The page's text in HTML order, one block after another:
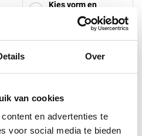
Over
van cookies
en advertenties te
voor social media te bieden
Kies vorm en
afmeting
Driehoek
Zeer licht van gewicht (0,5/0,6
Makkelijk te bewerken met
Door en door gekleurd